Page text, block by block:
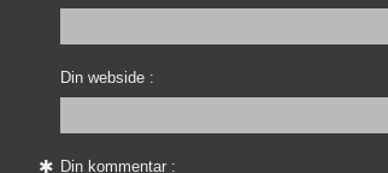
Din webside :
Din kommentar :